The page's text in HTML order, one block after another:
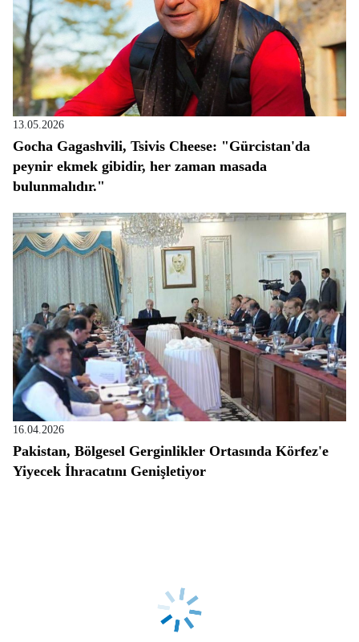
13.05.2026
Gocha Gagashvili, Tsivis Cheese: "Gürcistan'da
peynir ekmek gibidir, her zaman masada
bulunmalıdır."
16.04.2026
Pakistan, Bölgesel Gerginlikler Ortasında Körfez'e
Yiyecek İhracatını Genişletiyor